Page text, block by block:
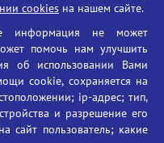
безопасности
РФ
университет
cookies на нашем сайте.
информация не может
помочь нам улучшить
об использовании Вами
cookie, сохраняется на
ip-адрес; тип,
и разрешение его
сайт пользователь; какие